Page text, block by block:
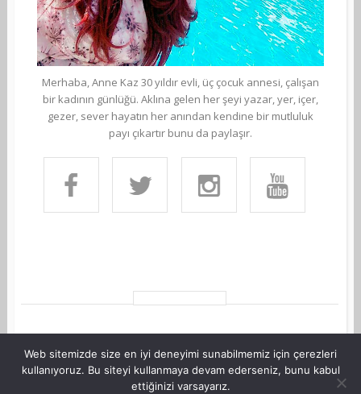
Merhaba, Anne Kaz 30 yıldır evli, üç çocuk annesi, çalışan
bir kadının günlüğü. Aklına gelen her şeyi yazar, yer, içer,
gezer, sever hayatın her anından kendine bir mutluluk
payı çıkartır bunu da paylaşır.
Web sitemizde size en iyi deneyimi sunabilmemiz için çerezleri
kullanıyoruz. Bu siteyi kullanmaya devam ederseniz, bunu kabul
ettiğinizi varsayarız.